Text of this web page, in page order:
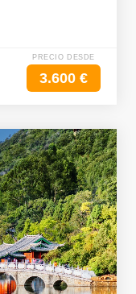
PRECIO DESDE
3.600 €